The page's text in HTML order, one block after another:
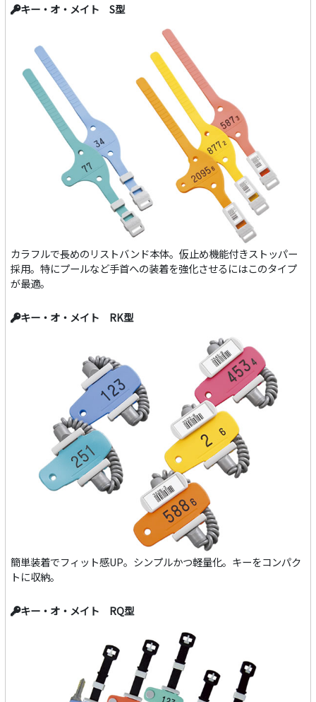
キー・オ・メイト S型
カラフルで長めのリストバンド本体。仮止め機能付きストッパー
採用。特にプールなど手首への装着を強化させるにはこのタイプ
が最適。
キー・オ・メイト RK型
簡単装着でフィット感UP。シンプルかつ軽量化。キーをコンパク
トに収納。
キー・オ・メイト RQ型